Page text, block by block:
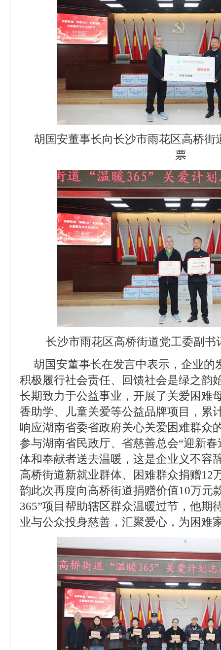
胡国安董事长向长沙市雨花区高桥街
票
长沙市雨花区高桥街道党工委副书
胡国安董事长在发言中表示，企业的
积极履行社会责任、回馈社会是绿之韵
长期致力于公益事业，开展了关爱困难
香助学、儿童关爱等公益品牌项目，累
响应湖南省委省政府关心关爱困难群众
参与湖南省民政厅、省慈善总会“迎新
体和奉献者送去温暖，这是企业义不容
高桥街道新就业群体、困难群众捐赠12
韵此次再度向高桥街道捐赠价值10万元
365”项目帮助辖区群众温暖过节，他期
业与公众投身慈善，汇聚爱心，为困难